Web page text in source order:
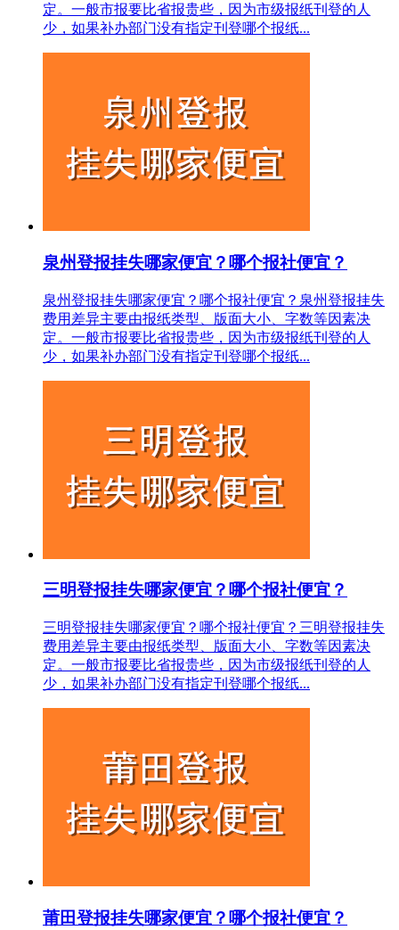
定。一般市报要比省报贵些，因为市级报纸刊登的人
少，如果补办部门没有指定刊登哪个报纸...
泉州登报挂失哪家便宜？哪个报社便宜？
泉州登报挂失哪家便宜？哪个报社便宜？泉州登报挂失
费用差异主要由报纸类型、版面大小、字数等因素决
定。一般市报要比省报贵些，因为市级报纸刊登的人
少，如果补办部门没有指定刊登哪个报纸...
三明登报挂失哪家便宜？哪个报社便宜？
三明登报挂失哪家便宜？哪个报社便宜？三明登报挂失
费用差异主要由报纸类型、版面大小、字数等因素决
定。一般市报要比省报贵些，因为市级报纸刊登的人
少，如果补办部门没有指定刊登哪个报纸...
莆田登报挂失哪家便宜？哪个报社便宜？